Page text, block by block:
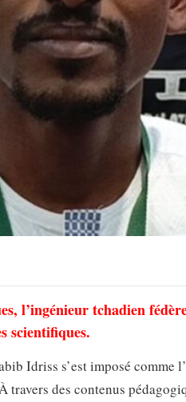
l’ingénieur tchadien
scientifiques.
Idriss s’est imposé comme
des contenus